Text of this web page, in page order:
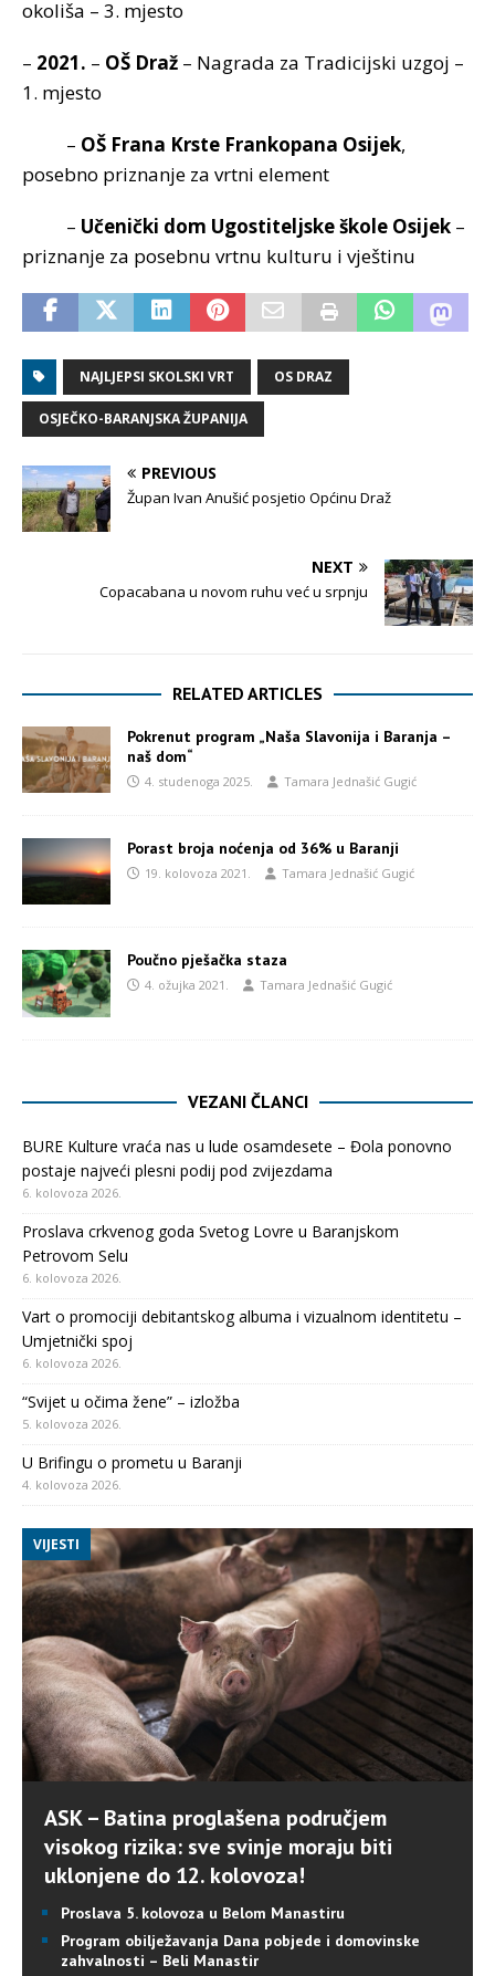
okoliša – 3. mjesto
– 2021. – OŠ Draž – Nagrada za Tradicijski uzgoj –
1. mjesto
– OŠ Frana Krste Frankopana Osijek,
posebno priznanje za vrtni element
– Učenički dom Ugostiteljske škole Osijek –
priznanje za posebnu vrtnu kulturu i vještinu
NAJLJEPSI SKOLSKI VRT OS DRAZ
OSJEČKO-BARANJSKA ŽUPANIJA
PREVIOUS
Župan Ivan Anušić posjetio Općinu Draž
NEXT
Copacabana u novom ruhu već u srpnju
RELATED ARTICLES
Pokrenut program „Naša Slavonija i Baranja –
naš dom“
4. studenoga 2025. Tamara Jednašić Gugić
Porast broja noćenja od 36% u Baranji
19. kolovoza 2021. Tamara Jednašić Gugić
Poučno pješačka staza
4. ožujka 2021. Tamara Jednašić Gugić
VEZANI ČLANCI
BURE Kulture vraća nas u lude osamdesete – Đola ponovno
postaje najveći plesni podij pod zvijezdama
6. kolovoza 2026.
Proslava crkvenog goda Svetog Lovre u Baranjskom
Petrovom Selu
6. kolovoza 2026.
Vart o promociji debitantskog albuma i vizualnom identitetu –
Umjetnički spoj
6. kolovoza 2026.
“Svijet u očima žene” – izložba
5. kolovoza 2026.
U Brifingu o prometu u Baranji
4. kolovoza 2026.
VIJESTI
ASK – Batina proglašena područjem
visokog rizika: sve svinje moraju biti
uklonjene do 12. kolovoza!
Proslava 5. kolovoza u Belom Manastiru
Program obilježavanja Dana pobjede i domovinske
zahvalnosti – Beli Manastir